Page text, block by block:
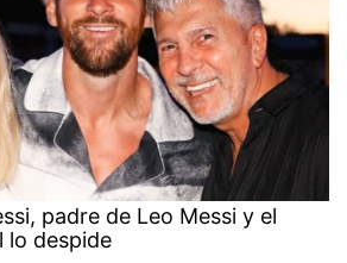
padre de Leo Messi y el
lo despide